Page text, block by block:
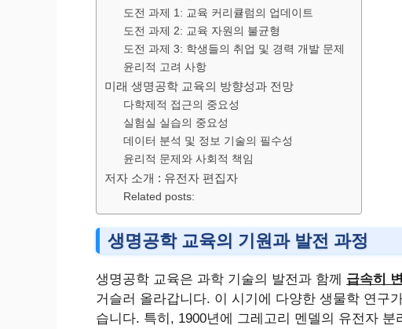
도전 과제 1: 교육 커리큘럼의 업데이트
도전 과제 2: 교육 자원의 불균형
도전 과제 3: 학생들의 취업 및 경력 개발 문제
윤리적 고려 사항
미래 생명공학 교육의 방향성과 전망
다학제적 접근의 중요성
실험실 실습의 중요성
데이터 분석 및 정보 기술의 필수성
윤리적 문제와 사회적 책임
저자 소개 : 유전자 편집자
Related posts:
생명공학 교육의 기원과 발전 과정
생명공학 교육은 과학 기술의 발전과 함께 급속히
거슬러 올라갑니다. 이 시기에 다양한 생물학 연구
습니다. 특히, 1900년에 그레고리 멘델의 유전자